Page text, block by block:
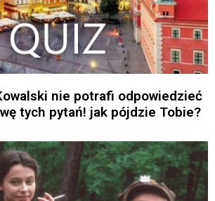
nie potrafi odpowiedzieć
tych pytań! jak pójdzie Tobie?